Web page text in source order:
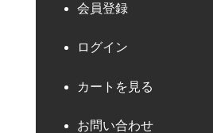
会員登録
ログイン
カートを見る
お問い合わせ